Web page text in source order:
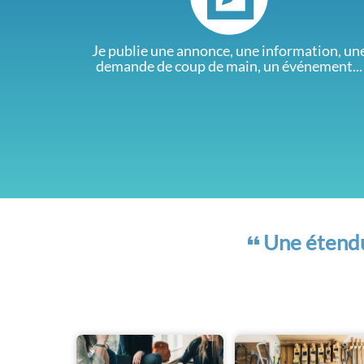
Je publie une annonce, une information,
demande de coup de main, un événement...
Une